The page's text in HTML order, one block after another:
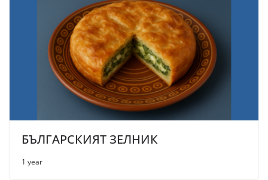
БЪЛГАРСКИЯТ ЗЕЛНИК
1 year